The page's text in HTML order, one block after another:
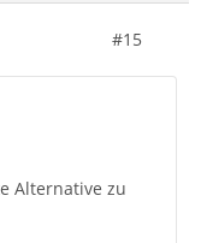
#15
Alternative zu